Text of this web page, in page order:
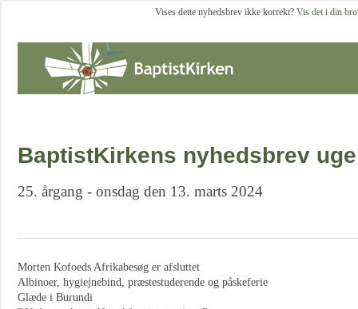
Vises dette nyhedsbrev ikke korrekt? Vis det i din
BaptistKirkens nyhedsbrev uge
25. årgang - onsdag den 13. marts 2024
Morten Kofoeds Afrikabesøg er afsluttet
Albinoer, hygiejnebind, præstestuderende og påskeferie
Glæde i Burundi